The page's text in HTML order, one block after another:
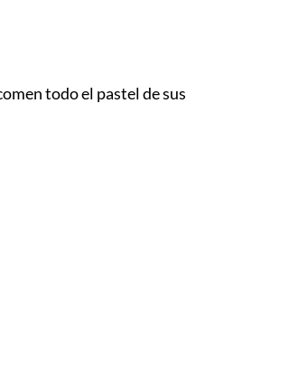
todo el pastel de sus